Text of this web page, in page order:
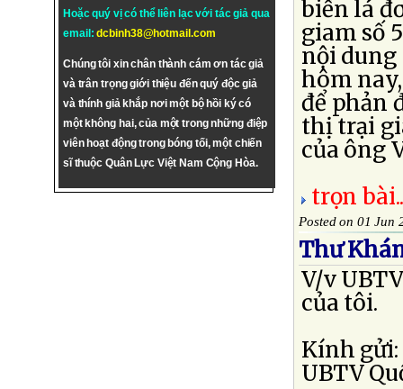
Hoặc quý vị có thể liên lạc với tác giả qua
email:dcbinh38@hotmail.com
Chúng tôi xin chân thành cám ơn tác giả
và trân trọng giới thiệu đến quý độc giả
và thính giả khắp nơi một bộ hồi ký có
một không hai, của một trong những điệp
viên hoạt động trong bóng tối, một chiến
sĩ thuộc Quân Lực Việt Nam Cộng Hòa.
biến lá
giam số
nội dung
hôm
để phản
thị trại
của ông
trọn
Posted on 01 Jun
Thư
V/v
của tôi.
Kính gửi:
UBTV